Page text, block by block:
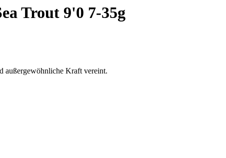
Trout 9'0 7-35g
außergewöhnliche Kraft vereint.